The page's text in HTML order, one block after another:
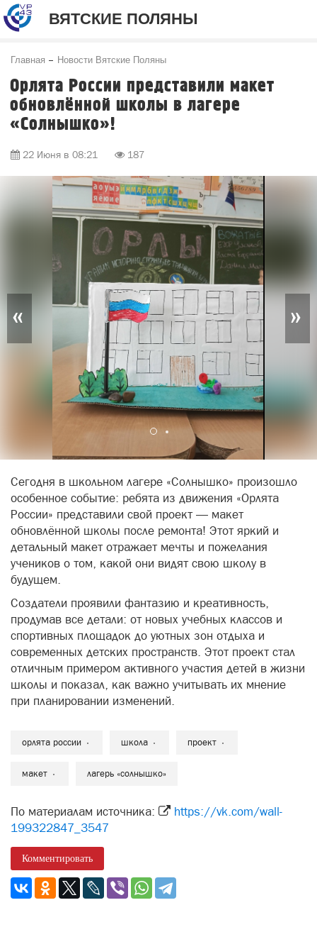
ВЯТСКИЕ ПОЛЯНЫ
Главная Новости Вятские Поляны
Орлята России представили макет
обновлённой школы в лагере
«Солнышко»!
22 Июня в 08:21 187
« »
Сегодня в школьном лагере «Солнышко» произошло
особенное событие: ребята из движения «Орлята
России» представили свой проект — макет
обновлённой школы после ремонта! Этот яркий и
детальный макет отражает мечты и пожелания
учеников о том, какой они видят свою школу в
будущем.
Создатели проявили фантазию и креативность,
продумав все детали: от новых учебных классов и
спортивных площадок до уютных зон отдыха и
современных детских пространств. Этот проект стал
отличным примером активного участия детей в жизни
школы и показал, как важно учитывать их мнение
при планировании изменений.
орлята россии школа проект
макет лагерь «солнышко»
По материалам источника:
https://vk.com/wall-
199322847_3547
Комментировать